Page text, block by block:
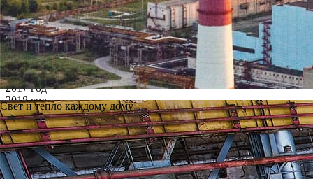
Свет и тепло каждому дому
2011 год
2012 год
2013 год
2014 год
2015 год
2016 год
2017 год
2018 год
2019 год
2020 год
2021 год
2022 год
2023 год
2024 год